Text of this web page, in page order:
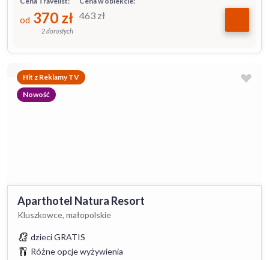
463 zł
od 370 zł
2 dorosłych
Hit z Reklamy TV
Nowość
Aparthotel Natura Resort
Kluszkowce, małopolskie
dzieci GRATIS
Różne opcje wyżywienia